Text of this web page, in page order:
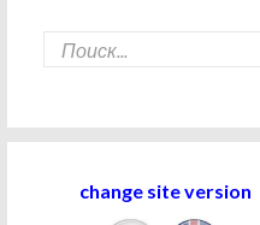
change site version